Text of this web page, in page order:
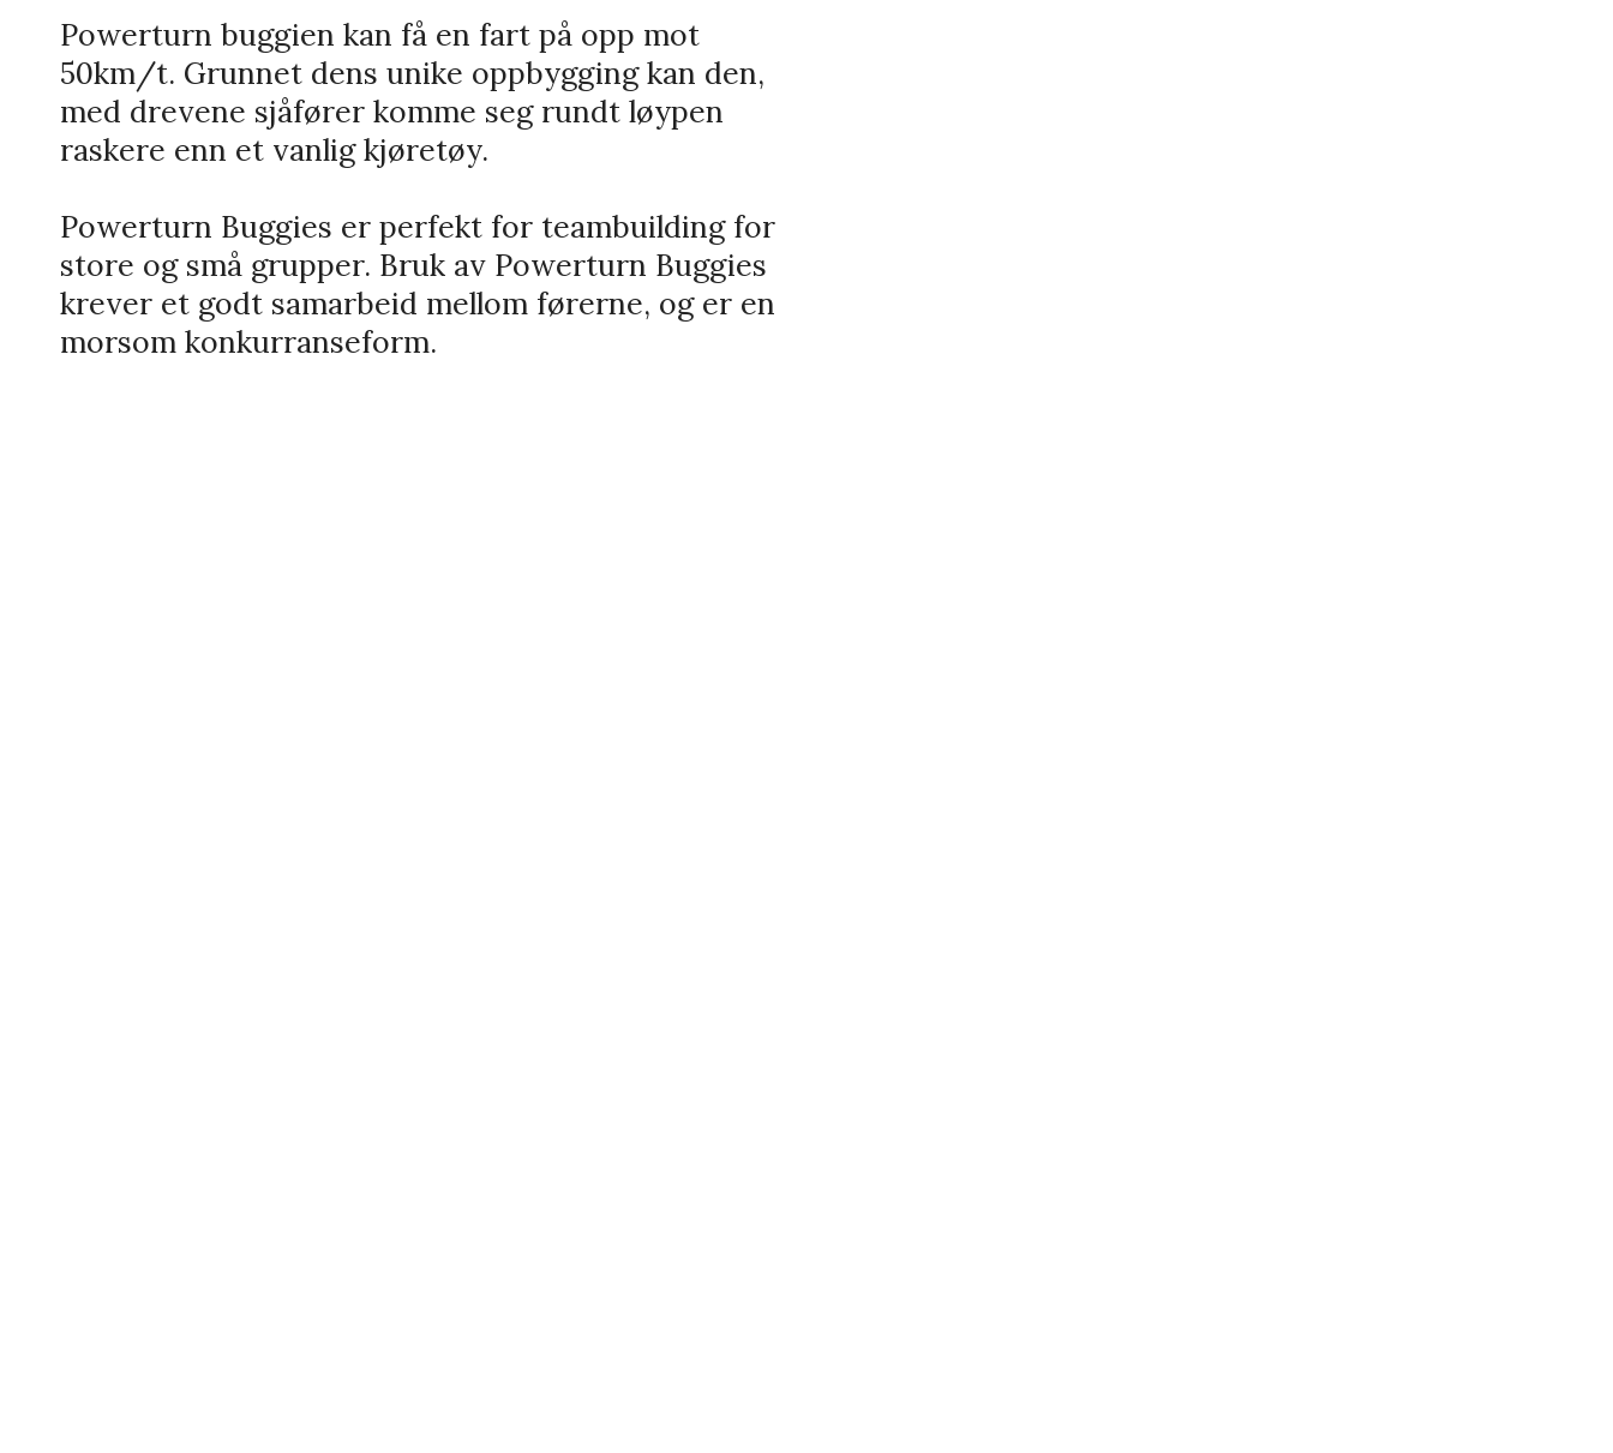
Powerturn buggien kan få en fart på opp mot
50km/t. Grunnet dens unike oppbygging kan den,
med drevene sjåfører komme seg rundt løypen
raskere enn et vanlig kjøretøy.
Powerturn Buggies er perfekt for teambuilding for
store og små grupper. Bruk av Powerturn Buggies
krever et godt samarbeid mellom førerne, og er en
morsom konkurranseform.